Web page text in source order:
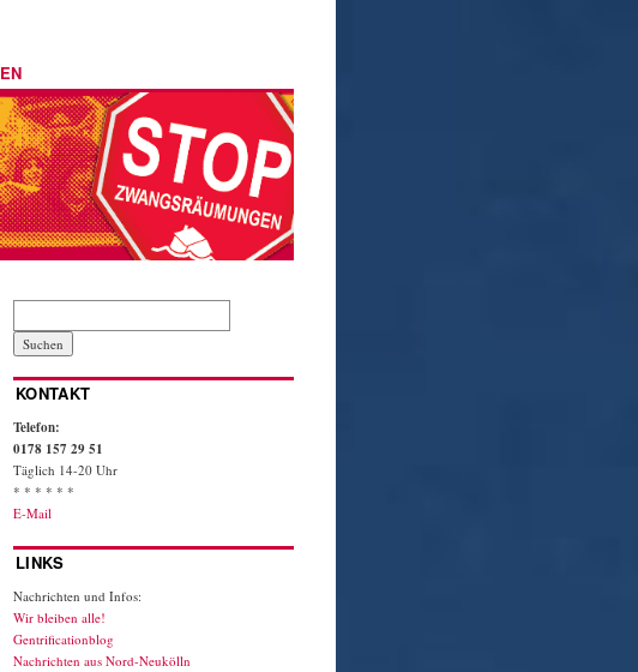
EN
KONTAKT
Telefon:
0178 157 29 51
Täglich 14-20 Uhr
* * * * * *
E-Mail
LINKS
Nachrichten und Infos:
Wir bleiben alle!
Gentrificationblog
Nachrichten aus Nord-Neukölln